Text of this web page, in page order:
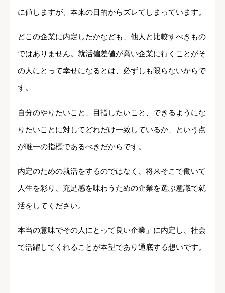
に値しますが、本来の目的からズレてしまっています。
どこの企業に内定したかなども、他人と比較すべきもの
ではありません。就活偏差値が高い企業に行くことがそ
の人にとって幸せになるとは、必ずしも限らないからで
す。
自分のやりたいこと、目指したいこと、できるようにな
りたいことに対してどれだけ一致しているか、という点
が唯一の指標であるべきだからです。
内定のための就活をするのではなく、将来そこで働いて
人生を彩り、充足感を味わうための企業を選ぶ意識で就
活をしてください。
本当の意味でその人にとって良い企業」に内定し、社会
で活躍してくれることが本望であり通底する想いです。